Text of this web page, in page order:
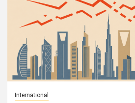
International